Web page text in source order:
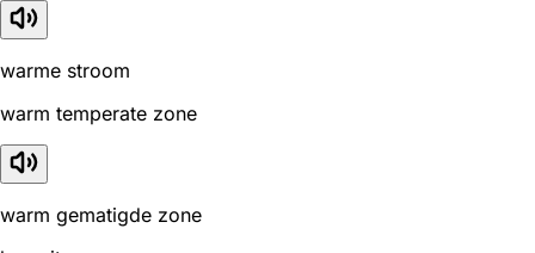
warme stroom
warm temperate zone
warm gematigde zone